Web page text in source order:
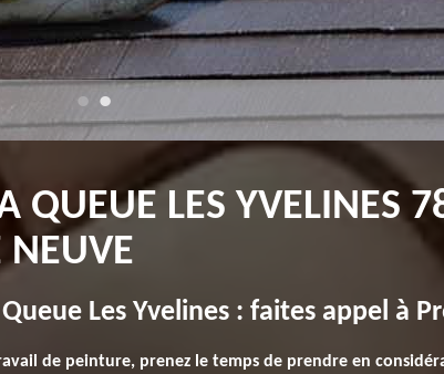
QUEUE LES YVELINES
NEUVE
Les Yvelines : faites appel à
de peinture, prenez le temps de prendre en